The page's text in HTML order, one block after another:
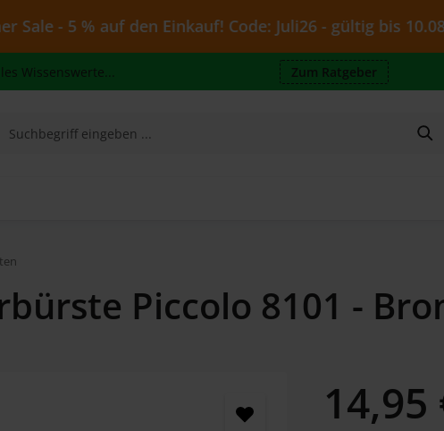
5 % auf den Einkauf! Code: Juli26 - gültig bis 10.08.2026
Wissenswerte... Zum Ratgeber
Piccolo 8101 -
14,95